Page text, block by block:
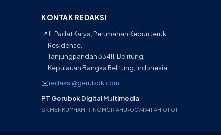
KONTAK REDAKSI
📍Jl. Padat Karya, Perumahan Kebun Jeruk
Residence,
Tanjungpandan 33411, Belitung,
Kepulauan Bangka Belitung, Indonesia
✉️redaksi@gerubok.com
PT Gerubok Digital Multimedia
SK MENKUMHAM RI NOMOR AHU-0074941.AH.01.01